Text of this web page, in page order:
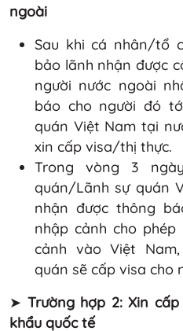
ngoài
Sau khi cá nhân/tổ
bảo lãnh nhận được
người nước ngoài
báo cho người đó
quán Việt Nam tại
xin cấp visa/thị thực.
Trong vòng 3
quán/Lãnh sự quán
nhận được thông
nhập cảnh cho
cảnh vào Việt
quán sẽ cấp visa cho
➤ Trường hợp 2: Xin
khẩu quốc tế